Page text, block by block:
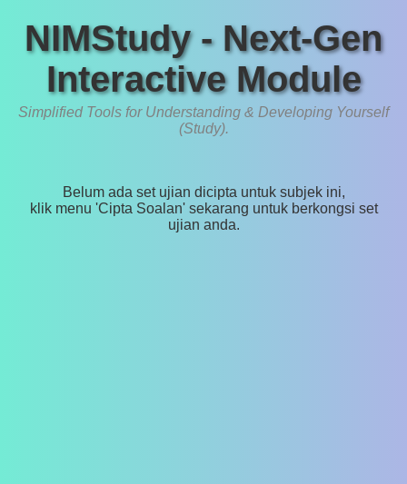
NIMStudy - Next-Gen
Interactive Module
Simplified Tools for Understanding & Developing Yourself
(Study).
Belum ada set ujian dicipta untuk subjek ini,
klik menu 'Cipta Soalan' sekarang untuk berkongsi set
ujian anda.